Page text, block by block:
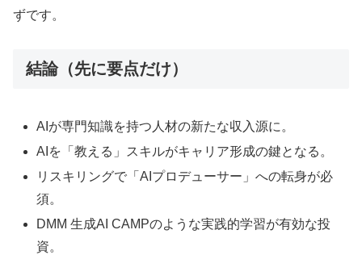
ずです。
結論（先に要点だけ）
AIが専門知識を持つ人材の新たな収入源に。
AIを「教える」スキルがキャリア形成の鍵となる。
リスキリングで「AIプロデューサー」への転身が必
須。
DMM 生成AI CAMPのような実践的学習が有効な投
資。